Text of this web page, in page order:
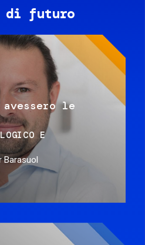
di futuro
le
E
Barasuol